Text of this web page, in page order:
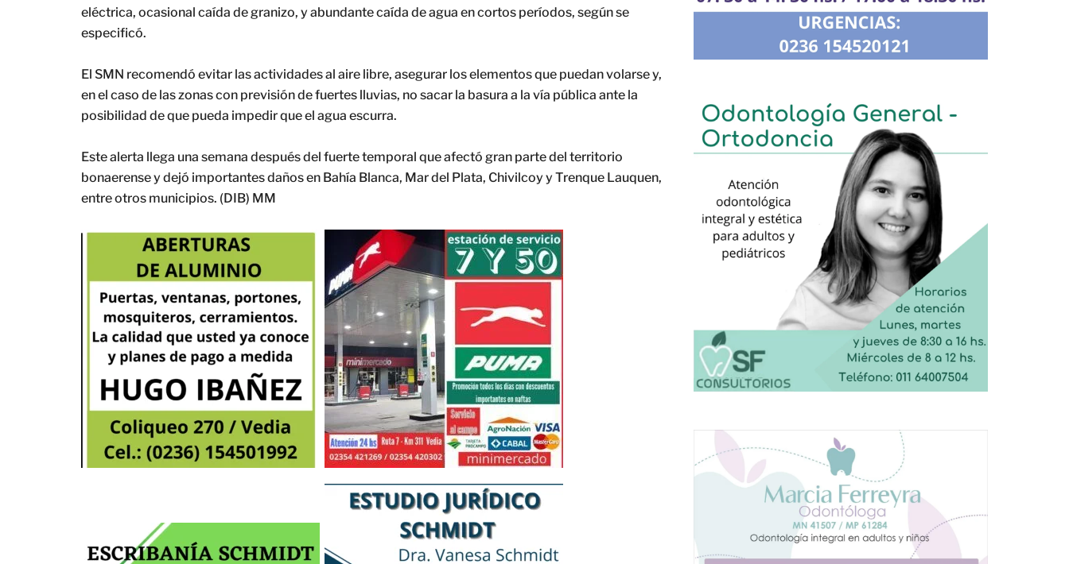
eléctrica, ocasional caída de granizo, y abundante caída de agua en cortos períodos, según se
especificó.
El SMN recomendó evitar las actividades al aire libre, asegurar los elementos que puedan volarse y,
en el caso de las zonas con previsión de fuertes lluvias, no sacar la basura a la vía pública ante la
posibilidad de que pueda impedir que el agua escurra.
Este alerta llega una semana después del fuerte temporal que afectó gran parte del territorio
bonaerense y dejó importantes daños en Bahía Blanca, Mar del Plata, Chivilcoy y Trenque Lauquen,
entre otros municipios. (DIB) MM